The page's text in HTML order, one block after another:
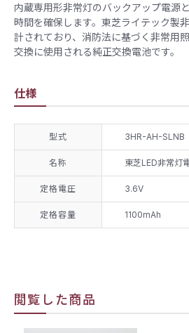
内蔵専用形非常灯のバックアップ電源
時間を確保します。東芝ライテック製
計されており、消防法に基づく非常用
交換に使用される純正交換電池です。
仕様
型式 3HR-AH-SLNB
名称 東芝LED非常灯
定格電圧 3.6V
定格容量 1100mAh
閲覧した商品